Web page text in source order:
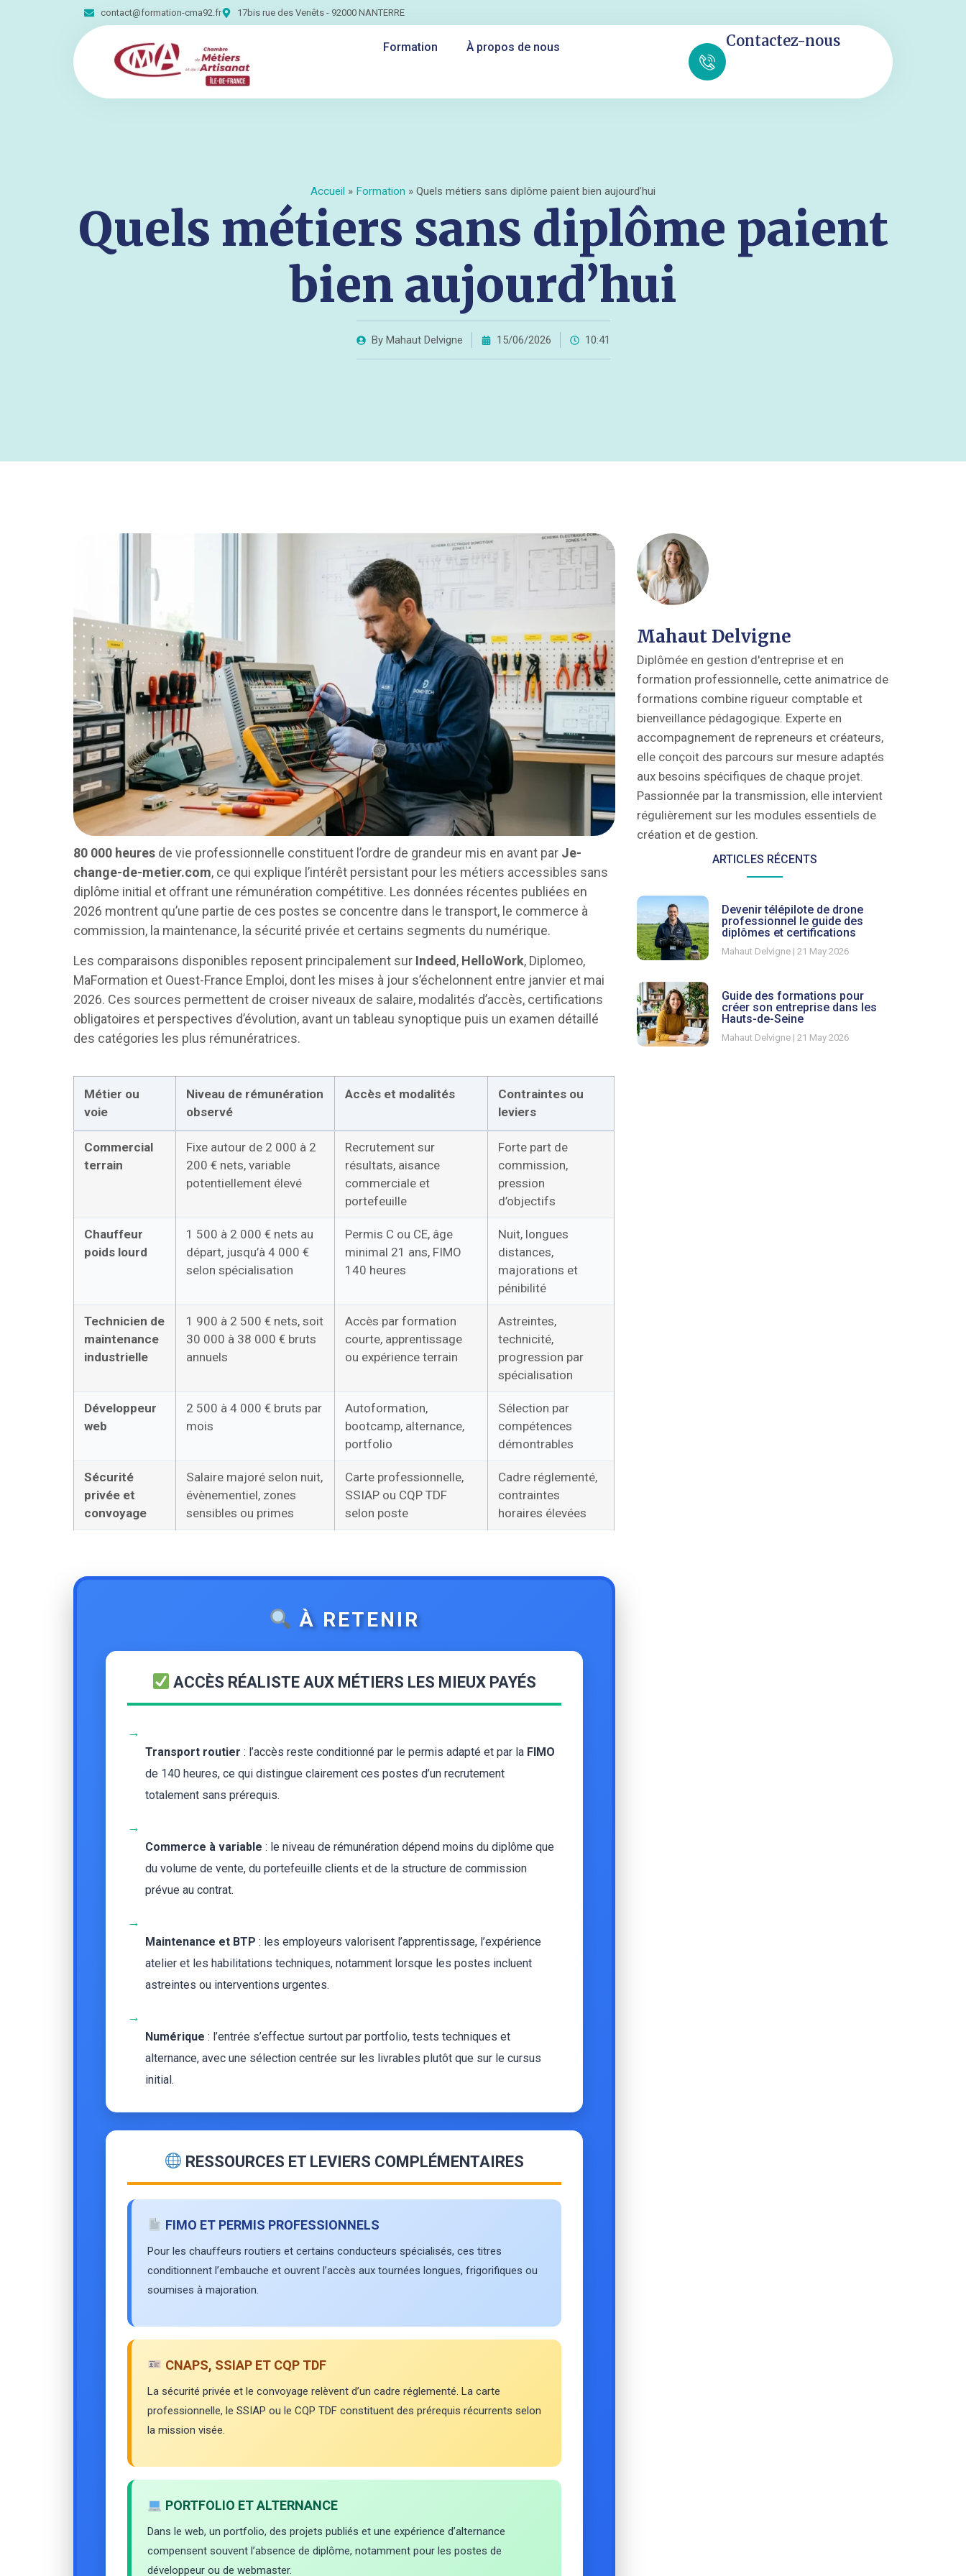
contact@formation-cma92.fr 17bis rue des Venêts - 92000 NANTERRE
Formation À propos de nous Contactez-nous
Accueil » Formation » Quels métiers sans diplôme paient bien aujourd’hui
Quels métiers sans diplôme paient
bien aujourd’hui
ByMahaut Delvigne 15/06/2026 10:41
80 000 heures de vie professionnelle constituent l’ordre de grandeur mis en avant par Je-
change-de-metier.com, ce qui explique l’intérêt persistant pour les métiers accessibles sans
diplôme initial et offrant une rémunération compétitive. Les données récentes publiées en
2026 montrent qu’une partie de ces postes se concentre dans le transport, le commerce à
commission, la maintenance, la sécurité privée et certains segments du numérique.
Les comparaisons disponibles reposent principalement sur Indeed, HelloWork, Diplomeo,
MaFormation et Ouest-France Emploi, dont les mises à jour s’échelonnent entre janvier et mai
2026. Ces sources permettent de croiser niveaux de salaire, modalités d’accès, certifications
obligatoires et perspectives d’évolution, avant un tableau synoptique puis un examen détaillé
des catégories les plus rémunératrices.
Métier ou
voie
Niveau de rémunération
observé
Accès et modalités
Contraintes ou
leviers
Commercial
terrain
Fixe autour de 2 000 à 2
200 € nets, variable
potentiellement élevé
Recrutement sur
résultats, aisance
commerciale et
portefeuille
Forte part de
commission,
pression
d’objectifs
Chauffeur
poids lourd
1 500 à 2 000 € nets au
départ, jusqu’à 4 000 €
selon spécialisation
Permis C ou CE, âge
minimal 21 ans, FIMO
140 heures
Nuit, longues
distances,
majorations et
pénibilité
Technicien de
maintenance
industrielle
1 900 à 2 500 € nets, soit
30 000 à 38 000 € bruts
annuels
Accès par formation
courte, apprentissage
ou expérience terrain
Astreintes,
technicité,
progression par
spécialisation
Développeur
web
2 500 à 4 000 € bruts par
mois
Autoformation,
bootcamp, alternance,
portfolio
Sélection par
compétences
démontrables
Sécurité
privée et
convoyage
Salaire majoré selon nuit,
évènementiel, zones
sensibles ou primes
Carte professionnelle,
SSIAP ou CQP TDF
selon poste
Cadre réglementé,
contraintes
horaires élevées
À RETENIR
ACCÈS RÉALISTE AUX MÉTIERS LES MIEUX PAYÉS
→
Transport routier : l’accès reste conditionné par le permis adapté et par la FIMO
de 140 heures, ce qui distingue clairement ces postes d’un recrutement
totalement sans prérequis.
→
Commerce à variable : le niveau de rémunération dépend moins du diplôme que
du volume de vente, du portefeuille clients et de la structure de commission
prévue au contrat.
→
Maintenance et BTP : les employeurs valorisent l’apprentissage, l’expérience
atelier et les habilitations techniques, notamment lorsque les postes incluent
astreintes ou interventions urgentes.
→
Numérique : l’entrée s’effectue surtout par portfolio, tests techniques et
alternance, avec une sélection centrée sur les livrables plutôt que sur le cursus
initial.
RESSOURCES ET LEVIERS COMPLÉMENTAIRES
FIMO ET PERMIS PROFESSIONNELS
Pour les chauffeurs routiers et certains conducteurs spécialisés, ces titres
conditionnent l’embauche et ouvrent l’accès aux tournées longues, frigorifiques ou
soumises à majoration.
CNAPS, SSIAP ET CQP TDF
La sécurité privée et le convoyage relèvent d’un cadre réglementé. La carte
professionnelle, le SSIAP ou le CQP TDF constituent des prérequis récurrents selon
la mission visée.
PORTFOLIO ET ALTERNANCE
Dans le web, un portfolio, des projets publiés et une expérience d’alternance
compensent souvent l’absence de diplôme, notamment pour les postes de
développeur ou de webmaster.
Mahaut Delvigne
Diplômée en gestion d'entreprise et en
formation professionnelle, cette animatrice de
formations combine rigueur comptable et
bienveillance pédagogique. Experte en
accompagnement de repreneurs et créateurs,
elle conçoit des parcours sur mesure adaptés
aux besoins spécifiques de chaque projet.
Passionnée par la transmission, elle intervient
régulièrement sur les modules essentiels de
création et de gestion.
ARTICLES RÉCENTS
Devenir télépilote de drone
professionnel le guide des
diplômes et certifications
Mahaut Delvigne 21 May 2026
Guide des formations pour
créer son entreprise dans les
Hauts-de-Seine
Mahaut Delvigne 21 May 2026